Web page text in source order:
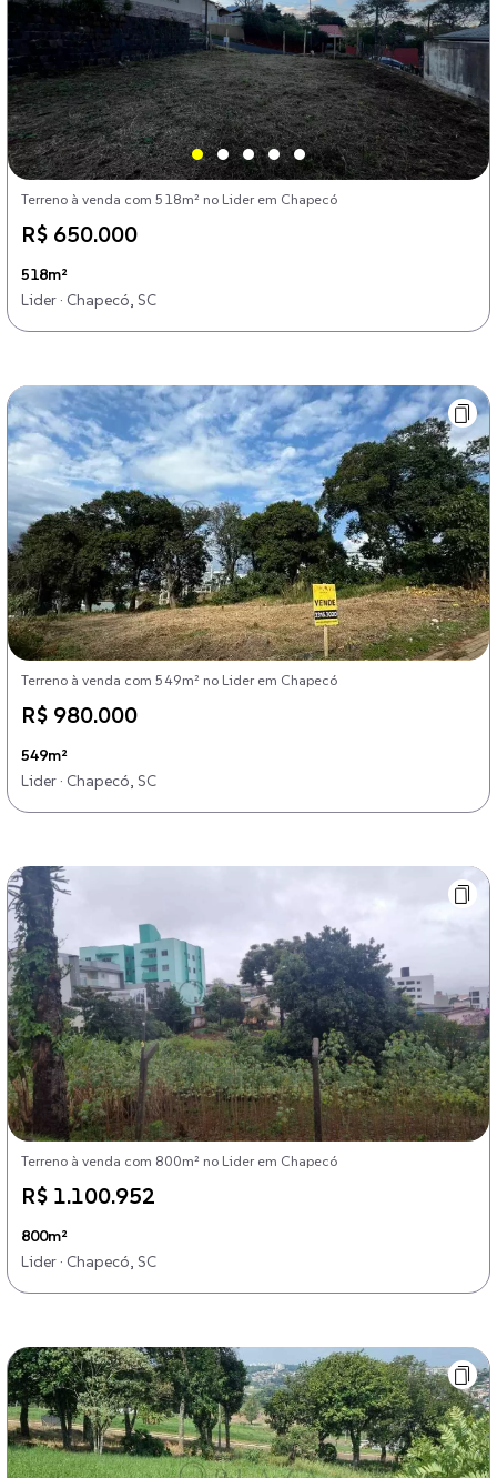
Terreno à venda com 518m² no Lider em Chapecó
R$ 650.000
518m²
Lider · Chapecó, SC
Terreno à venda com 549m² no Lider em Chapecó
R$ 980.000
549m²
Lider · Chapecó, SC
Terreno à venda com 800m² no Lider em Chapecó
R$ 1.100.952
800m²
Lider · Chapecó, SC